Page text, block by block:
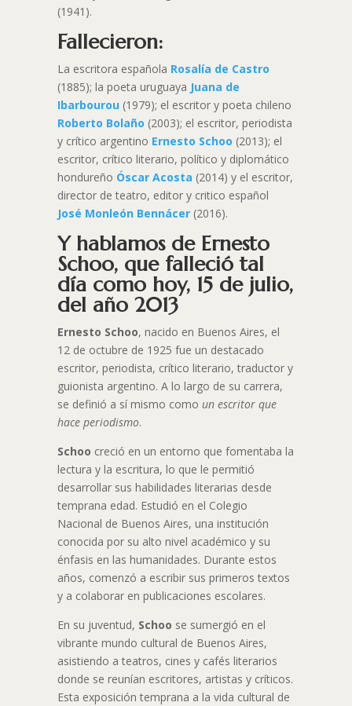
(1941).
Fallecieron:
La escritora española Rosalía de Castro
(1885); la poeta uruguaya Juana de
Ibarbourou(1979); el escritor y poeta chileno
Roberto Bolaño (2003); el escritor, periodista
y crítico argentino Ernesto Schoo (2013); el
escritor, crítico literario, político y diplomático
hondureño Óscar Acosta (2014) y el escritor,
director de teatro, editor y critico español
José Monleón Bennácer(2016).
Y hablamos de Ernesto
Schoo, que falleció tal
día como hoy, 15 de julio,
del año 2013
Ernesto Schoo, nacido en Buenos Aires, el
12 de octubre de 1925 fue un destacado
escritor, periodista, crítico literario, traductor y
guionista argentino. A lo largo de su carrera,
se definió a sí mismo como un escritor que
hace periodismo.
Schoo creció en un entorno que fomentaba la
lectura y la escritura, lo que le permitió
desarrollar sus habilidades literarias desde
temprana edad. Estudió en el Colegio
Nacional de Buenos Aires, una institución
conocida por su alto nivel académico y su
énfasis en las humanidades. Durante estos
años, comenzó a escribir sus primeros textos
y a colaborar en publicaciones escolares.
En su juventud, Schoo se sumergió en el
vibrante mundo cultural de Buenos Aires,
asistiendo a teatros, cines y cafés literarios
donde se reunían escritores, artistas y críticos.
Esta exposición temprana a la vida cultural de